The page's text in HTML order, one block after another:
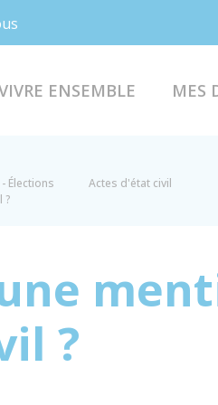
ENSEMBLE MES
Élections
Actes d'état civil
?
?